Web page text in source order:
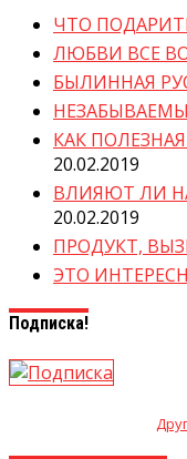
ЧТО
ЛЮБВИ ВСЕ
БЫЛИННАЯ
КАК
20.02.2019
ВЛИЯЮТ ЛИ
20.02.2019
ПРОДУКТ,
ЭТО
Подписка!